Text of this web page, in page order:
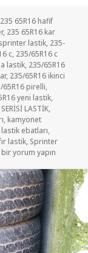
235 65R16 hafif
, 235 65R16 kar
lastik, 235-
c, 235/65R16 c
lastik, 235/65R16
, 235/65R16 ikinci
65R16 pirelli,
yeni lastik,
SERİSİ LASTİK,
, kamyonet
lastik ebatları,
lastik, Sprinter
235/65R16 KIŞLIK C
bir yorum yapın